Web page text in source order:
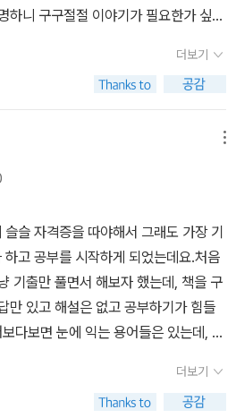
하니 구구절절 이야기가 필요한가 싶겠
. 우선 시나공 도서의 특장점을 5가지
버전을 반영>한다.: 컴활은 아예 관심
출제 기준이 변경된다고 한다. MS 오
전으로 바뀐다는데 그에 따른 출제 기준
야 20년 이상의 최고 집필진의 노하
반영 실전문제>가 첨부됐다.: 내가 푸
않는 문제인지 걱정하지 않아도 된다.
험과 동일하거나 어려운 난이도의 문
은 문제를 푼다고 한들 시험과 연관이
전에서 실패하기 쉽다. 시나공 책은 적
실전을 대비할 수 있는 문제가 많다.4.
꾸준히 나온다.: 시험에 합격할 수밖
출문제, 최종 모의고사 등 시험 자료를
한 권만 구입하면 얻을 수 있는 최고
더보기
슬 자격증을 따야해서 그래도 가장 기
고 공부를 시작하게 되었는데요.처음
기출만 풀면서 해보자 했는데, 책을 구
만 있고 해설은 없고 공부하기가 힘들
다보면 눈에 익는 용어들은 있는데, 개
낌이었어요.그래서 책을 알아보다가 시
이 책을 알게 되었습니다. 우선 이 책
더보기